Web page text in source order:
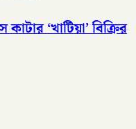
‘খাটিয়া’ বিক্রির